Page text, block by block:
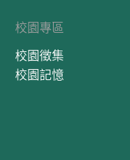
校園專區
校園徵集
校園記憶